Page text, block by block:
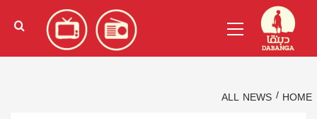
content
الإنجليزية)
Menu
HOME
ALL NEWS